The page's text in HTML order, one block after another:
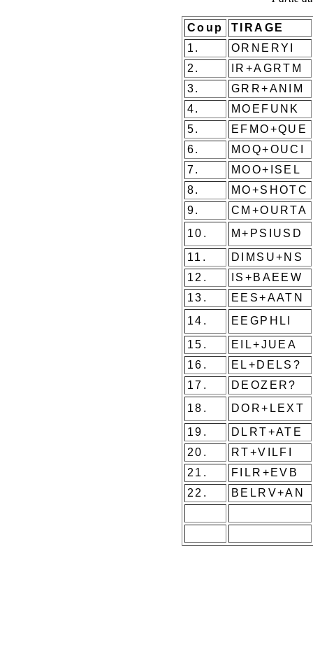
Coup
TIRAGE
1.
ORNERYI
2.
IR+AGRTM
3.
GRR+ANIM
4.
MOEFUNK
5.
EFMO+QUE
6.
MOQ+OUCI
7.
MOO+ISEL
8.
MO+SHOTC
9.
CM+OURTA
10.
M+PSIUSD
11.
DIMSU+NS
12.
IS+BAEEW
13.
EES+AATN
14.
EEGPHLI
15.
EIL+JUEA
16.
EL+DELS?
17.
DEOZER?
18.
DOR+LEXT
19.
DLRT+ATE
20.
RT+VILFI
21.
FILR+EVB
22.
BELRV+AN